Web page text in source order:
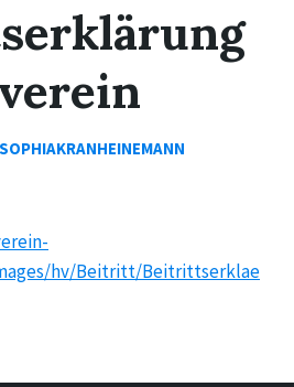
SOPHIAKRANHEINEMANN
hv/Beitritt/Beitrittserklae